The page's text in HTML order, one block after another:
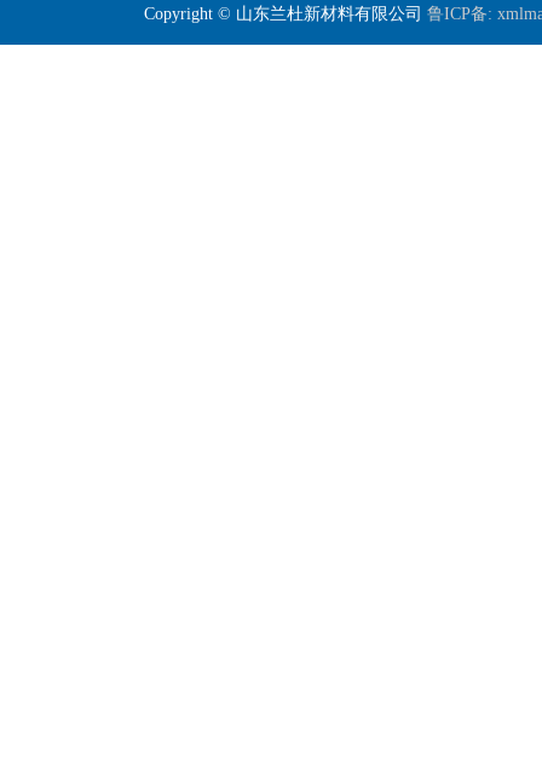
Copyright © 山东兰杜新材料有限公司 鲁ICP备: